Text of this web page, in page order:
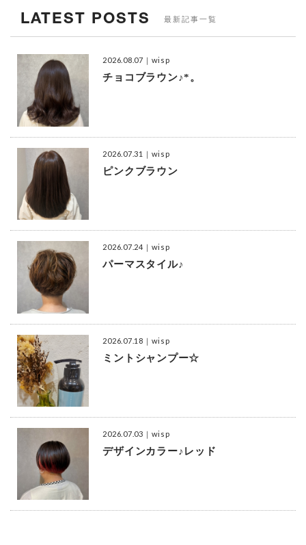
LATEST POSTS 最新記事一覧
2026.08.07 ｜wisp
チョコブラウン♪*。
2026.07.31 ｜wisp
ピンクブラウン
2026.07.24 ｜wisp
パーマスタイル♪
2026.07.18 ｜wisp
ミントシャンプー☆
2026.07.03 ｜wisp
デザインカラー♪レッド